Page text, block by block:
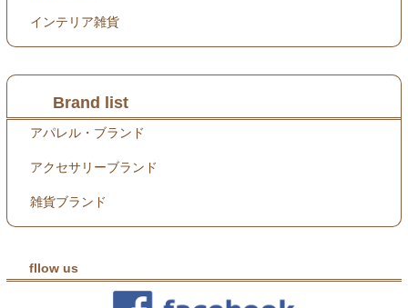
インテリア雑貨
Brand list
アパレル・ブランド
アクセサリーブランド
雑貨ブランド
fllow us